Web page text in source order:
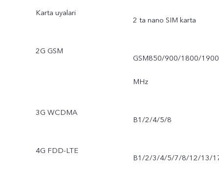
Karta uyalari
2 ta nano SIM karta
2G GSM
GSM850/900/1800/1900
MHz
3G WCDMA
B1/2/4/5/8
4G FDD-LTE
B1/2/3/4/5/7/8/12/13/